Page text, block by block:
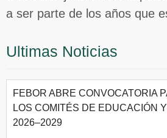
a ser parte de los años que
Ultimas Noticias
FEBOR ABRE CONVOCATORIA
LOS COMITÉS DE EDUCACIÓN
2026–2029